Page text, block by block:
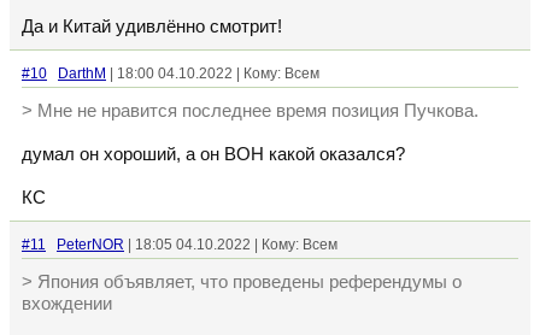
Да и Китай удивлённо смотрит!
#10 DarthM | 18:00 04.10.2022 | Кому: Всем
> Мне не нравится последнее время позиция Пучкова.
думал он хороший, а он ВОН какой оказался?
КС
#11 PeterNOR | 18:05 04.10.2022 | Кому: Всем
> Япония объявляет, что проведены референдумы о
вхождении